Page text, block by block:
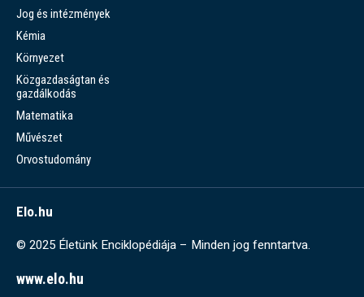
Jog és intézmények
Kémia
Környezet
Közgazdaságtan és
gazdálkodás
Matematika
Művészet
Orvostudomány
Elo.hu
© 2025 Életünk Enciklopédiája – Minden jog fenntartva.
www.elo.hu